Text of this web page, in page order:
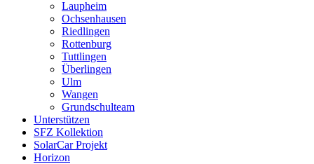
Laupheim
Ochsenhausen
Riedlingen
Rottenburg
Tuttlingen
Überlingen
Ulm
Wangen
Grundschulteam
Unterstützen
SFZ Kollektion
SolarCar Projekt
Horizon